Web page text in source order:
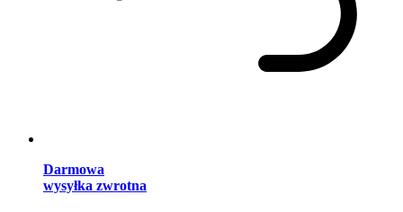
Darmowa
wysyłka zwrotna